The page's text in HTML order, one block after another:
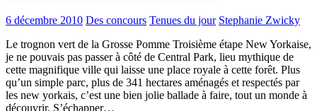
6 décembre 2010 Des concours Tenues du jour Stephanie Zwicky
Le trognon vert de la Grosse Pomme Troisième étape New Yorkaise,
je ne pouvais pas passer à côté de Central Park, lieu mythique de
cette magnifique ville qui laisse une place royale à cette forêt. Plus
qu’un simple parc, plus de 341 hectares aménagés et respectés par
les new yorkais, c’est une bien jolie ballade à faire, tout un monde à
découvrir. S’échapper…